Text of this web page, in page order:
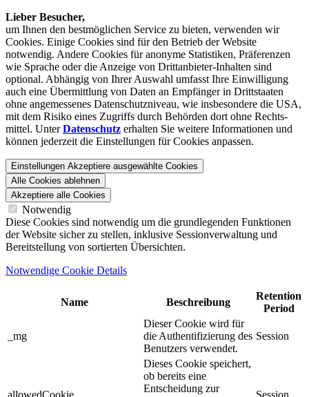
Lieber Besucher,
um Ihnen den best­möglichen Service zu bieten, verwenden wir
Cookies. Einige Cookies sind für den Betrieb der Website
notwendig. Andere Cookies für anonyme Statistiken, Präferenzen
wie Sprache oder die Anzeige von Dritt­anbieter-Inhalten sind
optional. Abhängig von Ihrer Auswahl umfasst Ihre Einwilligung
auch eine Übermittlung von Daten an Empfänger in Drittstaaten
ohne angemessenes Daten­schutz­niveau, wie insbesondere die USA,
mit dem Risiko eines Zugriffs durch Behörden dort ohne Rechts­
mittel. UnterDatenschutz erhalten Sie weitere Informationen und
können jederzeit die Einstellungen für Cookies anpassen.
Einstellungen Akzeptiere ausgewählte Cookies
Alle Cookies ablehnen
Akzeptiere alle Cookies
Notwendig
Diese Cookies sind notwendig um die grundlegenden Funktionen
der Website sicher zu stellen, inklusive Sessionverwaltung und
Bereitstellung von sortierten Übersichten.
Notwendige Cookie Details
Name Beschreibung
Retention
Period
_mg
Dieser Cookie wird für
die Authentifizierung des
Benutzers verwendet.
Session
allowedCookie
Dieses Cookie speichert,
ob bereits eine
Entscheidung zur
Session